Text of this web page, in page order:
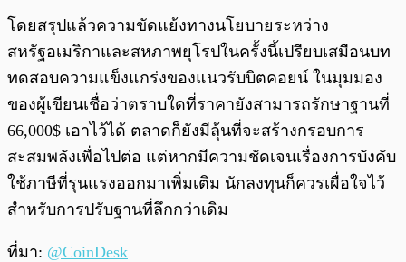
โดยสรุปแล้วความขัดแย้งทางนโยบายระหว่าง
สหรัฐอเมริกาและสหภาพยุโรปในครั้งนี้เปรียบเสมือนบท
ทดสอบความแข็งแกร่งของแนวรับบิตคอยน์ ในมุมมอง
ของผู้เขียนเชื่อว่าตราบใดที่ราคายังสามารถรักษาฐานที่
66,000$ เอาไว้ได้ ตลาดก็ยังมีลุ้นที่จะสร้างกรอบการ
สะสมพลังเพื่อไปต่อ แต่หากมีความชัดเจนเรื่องการบังคับ
ใช้ภาษีที่รุนแรงออกมาเพิ่มเติม นักลงทุนก็ควรเผื่อใจไว้
สำหรับการปรับฐานที่ลึกกว่าเดิม
ที่มา: @CoinDesk